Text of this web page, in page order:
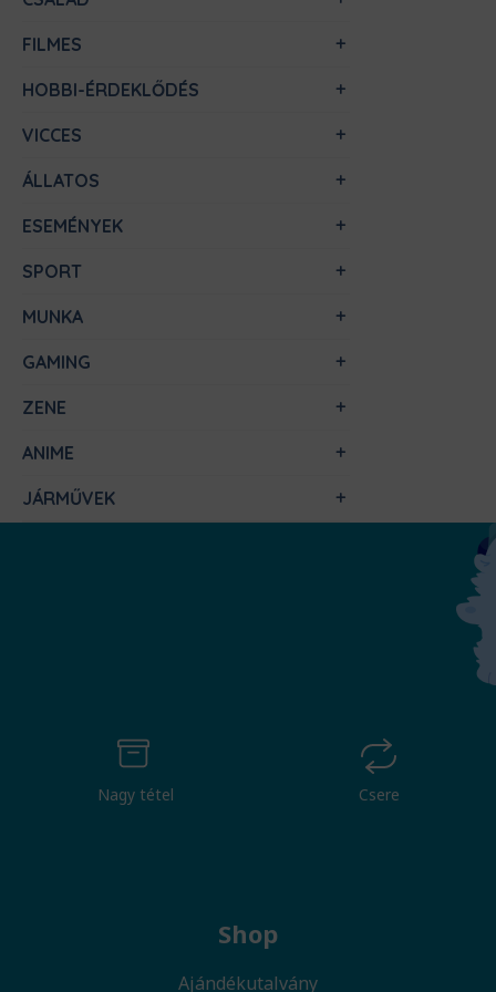
FILMES
HOBBI-ÉRDEKLŐDÉS
VICCES
ÁLLATOS
ESEMÉNYEK
SPORT
MUNKA
GAMING
ZENE
ANIME
JÁRMŰVEK
Nagy tétel Csere
Shop
Ajándékutalvány